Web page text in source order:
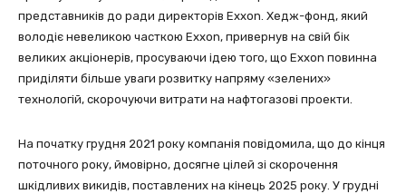
представників до ради директорів Exxon. Хедж-фонд, який
володіє невеликою часткою Exxon, привернув на свій бік
великих акціонерів, просуваючи ідею того, що Exxon повинна
приділяти більше уваги розвитку напряму «зелених»
технологій, скорочуючи витрати на нафтогазові проекти.
На початку грудня 2021 року компанія повідомила, що до кінця
поточного року, ймовірно, досягне цілей зі скорочення
шкідливих викидів, поставлених на кінець 2025 року. У грудні